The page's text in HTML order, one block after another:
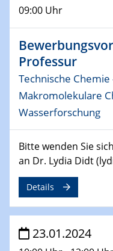
14.02.2024
Praxisfall, Projekt
14.02.2024 - 16.02.2024
SFB 247
01.03.2024
Podcast-Workshop
Online-Kick-Off
06.03.2024
Dynamics of
ZBT
09:00 Uhr
Professur
Technische Chemie
Makromolekulare
Wasserforschung
Bitte wenden Sie
an Dr. Lydia Didt
Details
23.01.2024